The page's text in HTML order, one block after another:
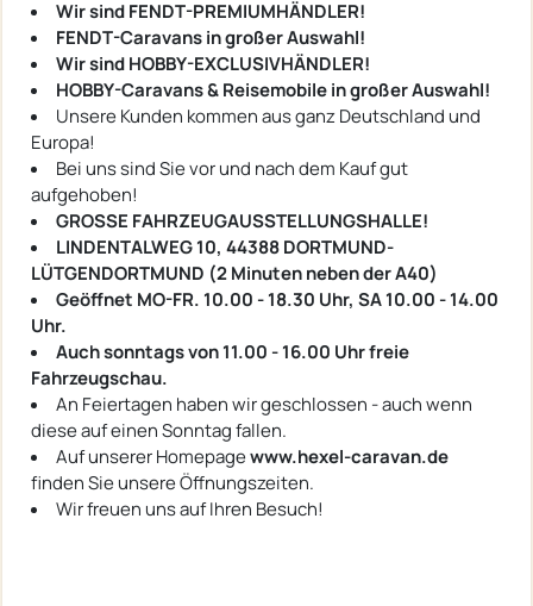
Wir sind FENDT-PREMIUMHÄNDLER!
FENDT-Caravans in großer Auswahl!
Wir sind HOBBY-EXCLUSIVHÄNDLER!
HOBBY-Caravans & Reisemobile in großer Auswahl!
Unsere Kunden kommen aus ganz Deutschland und
Europa!
Bei uns sind Sie vor und nach dem Kauf gut
aufgehoben!
GROSSE FAHRZEUGAUSSTELLUNGSHALLE!
LINDENTALWEG 10, 44388 DORTMUND-
LÜTGENDORTMUND (2 Minuten neben der A40)
Geöffnet MO-FR. 10.00 - 18.30 Uhr, SA 10.00 - 14.00
Uhr.
Auch sonntags von 11.00 - 16.00 Uhr freie
Fahrzeugschau.
An Feiertagen haben wir geschlossen - auch wenn
diese auf einen Sonntag fallen.
Auf unserer Homepagewww.hexel-caravan.de
finden Sie unsere Öffnungszeiten.
Wir freuen uns auf Ihren Besuch!